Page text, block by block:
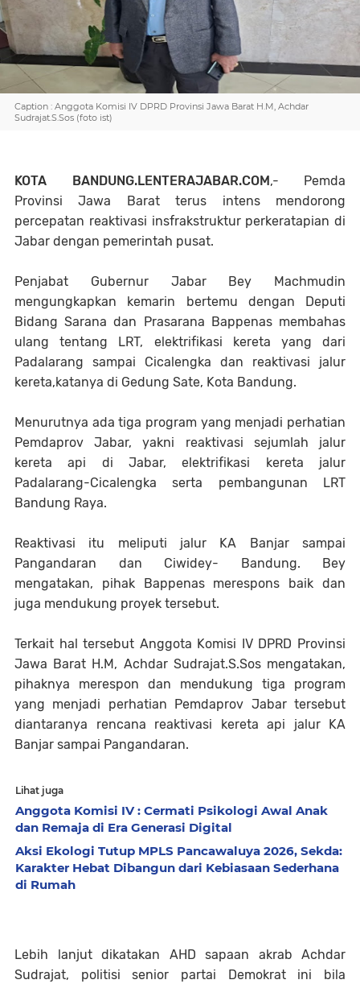
Caption : Anggota Komisi IV DPRD Provinsi Jawa Barat H.M, Achdar
Sudrajat.S.Sos (foto ist)
KOTA BANDUNG.LENTERAJABAR.COM,- Pemda
Provinsi Jawa Barat terus intens mendorong
percepatan reaktivasi insfrakstruktur perkeratapian di
Jabar dengan pemerintah pusat.
Penjabat Gubernur Jabar Bey Machmudin
mengungkapkan kemarin bertemu dengan Deputi
Bidang Sarana dan Prasarana Bappenas membahas
ulang tentang LRT, elektrifikasi kereta yang dari
Padalarang sampai Cicalengka dan reaktivasi jalur
kereta,katanya di Gedung Sate, Kota Bandung.
Menurutnya ada tiga program yang menjadi perhatian
Pemdaprov Jabar, yakni reaktivasi sejumlah jalur
kereta api di Jabar, elektrifikasi kereta jalur
Padalarang-Cicalengka serta pembangunan LRT
Bandung Raya.
Reaktivasi itu meliputi jalur KA Banjar sampai
Pangandaran dan Ciwidey- Bandung. Bey
mengatakan, pihak Bappenas merespons baik dan
juga mendukung proyek tersebut.
Terkait hal tersebut Anggota Komisi IV DPRD Provinsi
Jawa Barat H.M, Achdar Sudrajat.S.Sos mengatakan,
pihaknya merespon dan mendukung tiga program
yang menjadi perhatian Pemdaprov Jabar tersebut
diantaranya rencana reaktivasi kereta api jalur KA
Banjar sampai Pangandaran.
Lihat juga
Anggota Komisi IV : Cermati Psikologi Awal Anak
dan Remaja di Era Generasi Digital
Aksi Ekologi Tutup MPLS Pancawaluya 2026, Sekda:
Karakter Hebat Dibangun dari Kebiasaan Sederhana
di Rumah
Lebih lanjut dikatakan AHD sapaan akrab Achdar
Sudrajat, politisi senior partai Demokrat ini bila